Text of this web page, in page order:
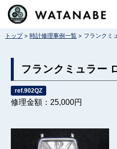
コ
テトップ> 時計修理事例一覧 > フランクミ
フランクミュラー
ref.902QZ
修理金額：25,000円